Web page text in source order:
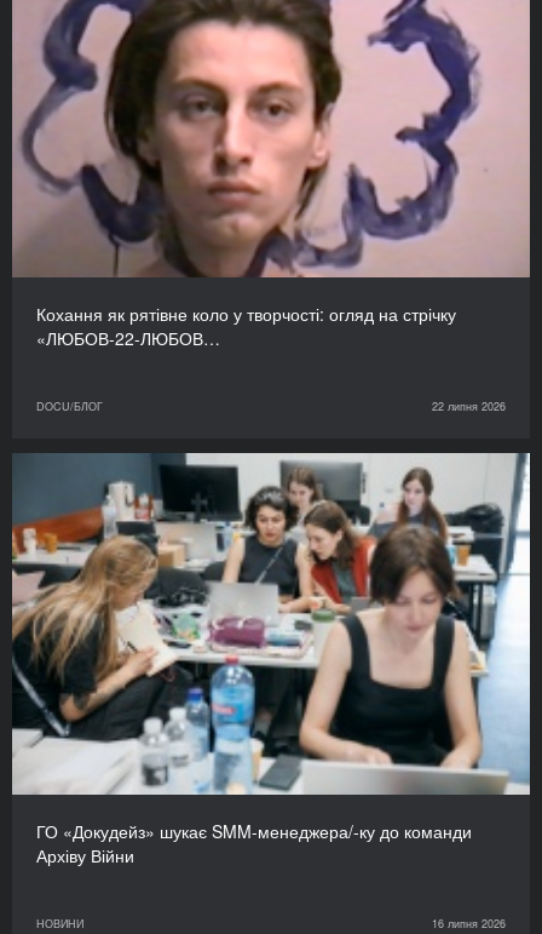
Кохання як рятівне коло у творчості: огляд на стрічку
«ЛЮБОВ-22-ЛЮБОВ…
DOCU/БЛОГ 22 липня 2026
ГО «Докудейз» шукає SMM-менеджера/-ку до команди
Архіву Війни
НОВИНИ 16 липня 2026